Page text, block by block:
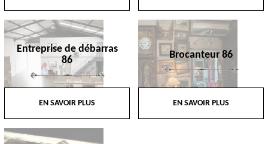
Entreprise de débarras
86
EN SAVOIR PLUS
Brocanteur 86
EN SAVOIR PLUS